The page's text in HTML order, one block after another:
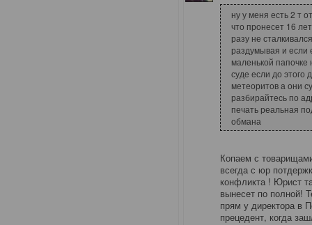
ну у меня есть 2 т
что пронесет 16
разу не
раздумывая и если
маленькой
суде если до этого
метеоритов а они
разбирайтесь по
печать реальная
обмана
Копаем с
всегда с юр
конфликта ! Юрист
вынесет по полной!
прям у директора в
прецедент, когда